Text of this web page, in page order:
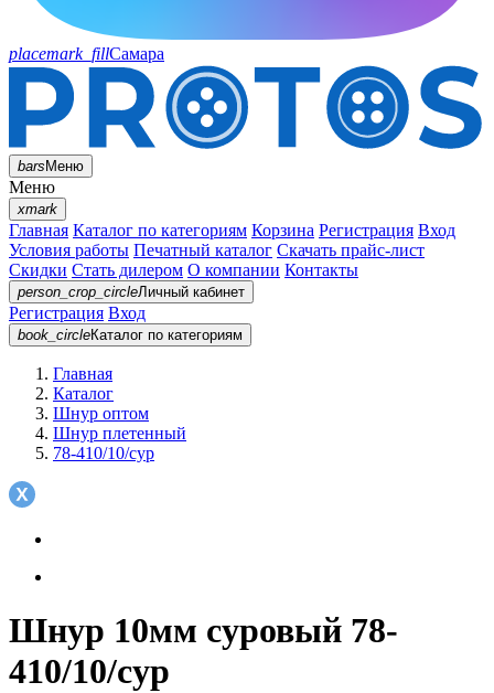
placemark_fillСамара
barsМеню
Меню
xmark
Главная Каталог по категориям Корзина Регистрация Вход
Условия работы Печатный каталог Скачать прайс-лист
Скидки Стать дилером О компании Контакты
person_crop_circleЛичный кабинет
Регистрация Вход
book_circleКаталог по категориям
Главная
Каталог
Шнур оптом
Шнур плетенный
78-410/10/сур
Шнур 10мм суровый 78-
410/10/сур